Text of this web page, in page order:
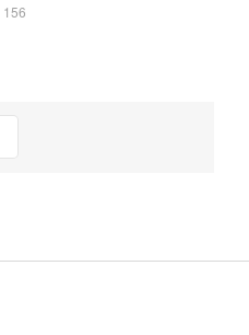
156